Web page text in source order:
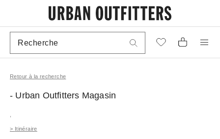
Retour à la recherche
- Urban Outfitters Magasin
> Itinéraire